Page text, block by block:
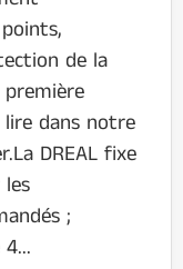
de la
dans notre
DREAL fixe
;